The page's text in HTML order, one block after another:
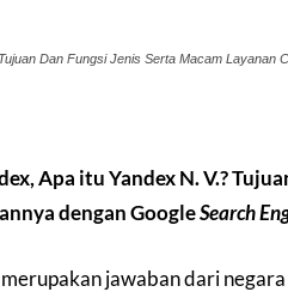
Dan Fungsi Jenis Serta Macam Layanan
Apa itu Yandex N. V.?
dengan GoogleSearch
jawaban dari negara